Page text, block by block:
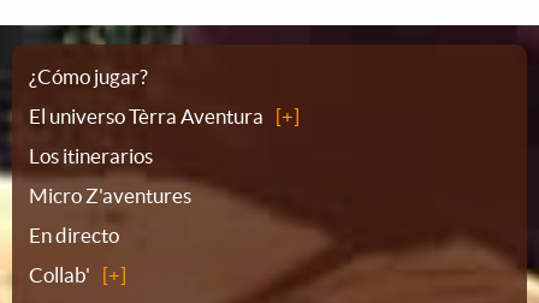
Plano
del
sitio
¿Cómo jugar?
El universo Tèrra Aventura
Los itinerarios
Micro Z'aventures
En directo
Collab'